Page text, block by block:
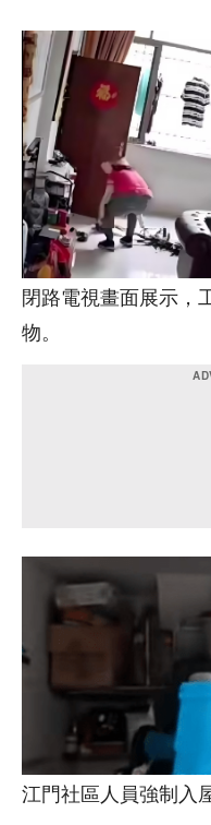
閉路電視畫面展示，
物。
江門社區人員強制入